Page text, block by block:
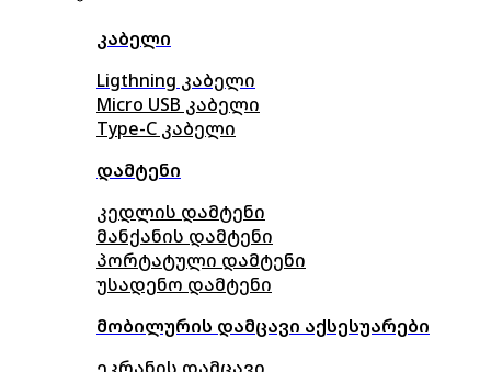
კაბელი
Ligthning კაბელი
Micro USB კაბელი
Type-C კაბელი
დამტენი
კედლის დამტენი
მანქანის დამტენი
პორტატული დამტენი
უსადენო დამტენი
მობილურის დამცავი აქსესუარები